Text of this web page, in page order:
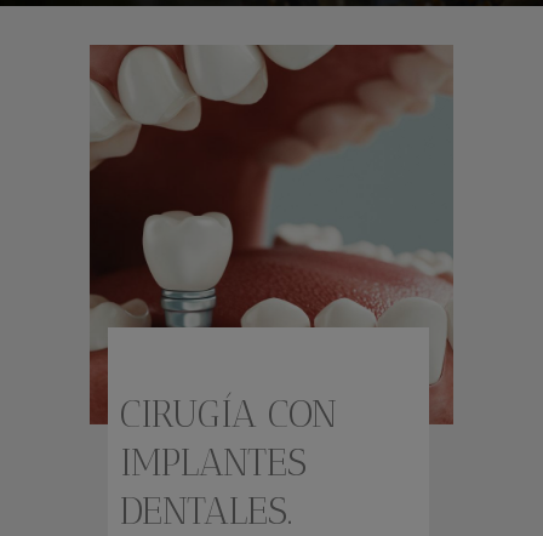
EQUIPO
NOVEDADES
CONTACTO
CIRUGÍA CON
IMPLANTES
DENTALES.